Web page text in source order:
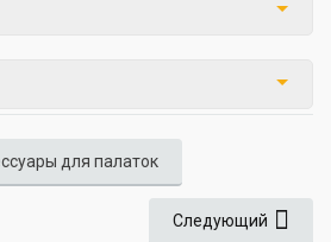
для палаток
Следующий